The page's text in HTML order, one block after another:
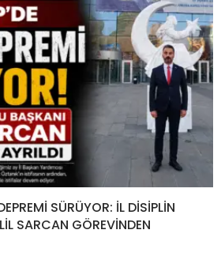
SÜRÜYOR: İL DİSİPLİN
SARCAN GÖREVİNDEN